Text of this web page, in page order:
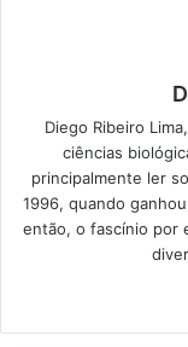
Diego Ribeiro
ciências
principalmente ler
1996, quando
então, o fascínio por